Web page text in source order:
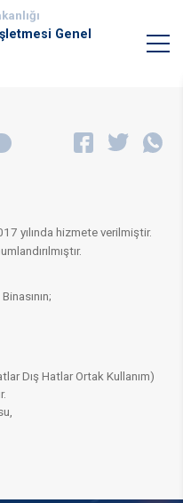
Genel
yılında hizmete verilmiştir.
Dış Hatlar Ortak Kullanım)